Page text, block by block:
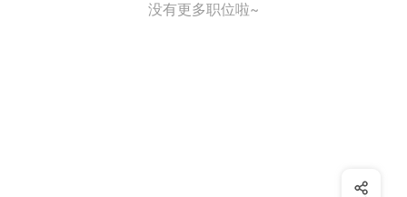
没有更多职位啦~